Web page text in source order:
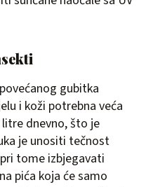
gubitka
i koži potrebna veća
dnevno, što je
je unositi tečnost
tome izbjegavati
pića koja će samo